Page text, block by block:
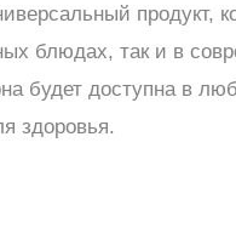
продукт,
блюдах, так и в
будет доступна в
здоровья.